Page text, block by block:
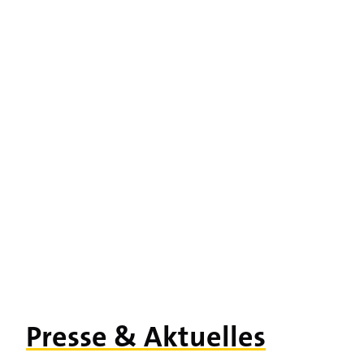
Presse & Aktuelles